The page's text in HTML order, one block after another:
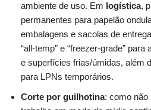
ambiente de uso. Em logística,
permanentes para papelão
embalagens e sacolas de
“all‑temp” e “freezer‑grade”
e superfícies frias/úmidas, além
para LPNs temporários.
Corte por guilhotina: como não